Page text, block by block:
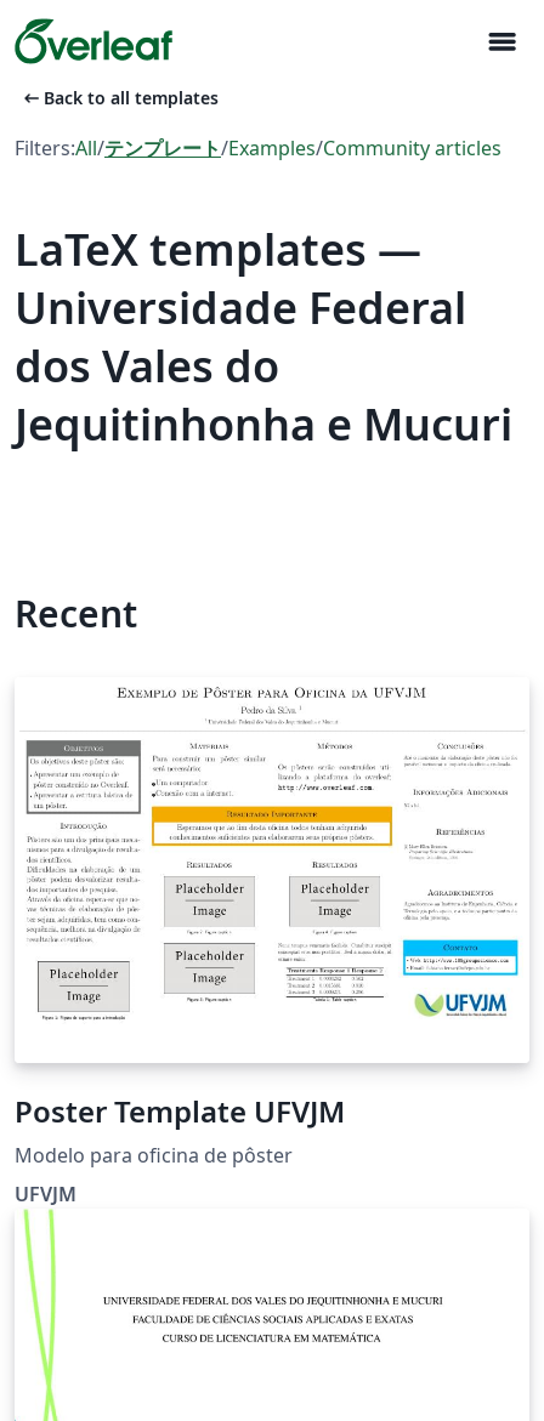
menu
arrow_left_alt Back to all templates
Filters:All/テンプレート/Examples/Community articles
LaTeX templates —
Universidade Federal
dos Vales do
Jequitinhonha e Mucuri
Recent
Poster Template UFVJM
Modelo para oficina de pôster
UFVJM